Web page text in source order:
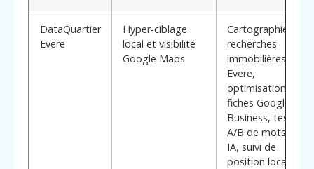
DataQuartier
Evere
Hyper‑ciblage
local et visibilité
Google Maps
Cartographie des
recherches
immobilières à
Evere,
optimisation
fiches Google
Business, tests
A/B de mots‑clés
IA, suivi de
position locale.